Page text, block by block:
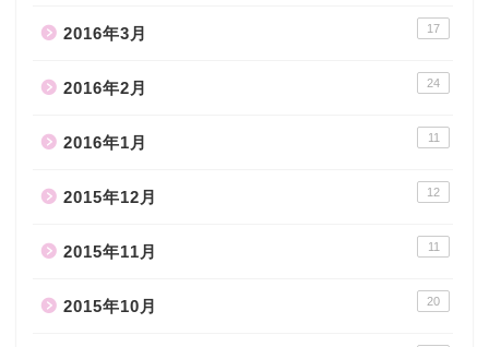
2016年3月 17
2016年2月 24
2016年1月 11
2015年12月 12
2015年11月 11
2015年10月 20